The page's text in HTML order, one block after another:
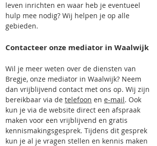
leven inrichten en waar heb je eventueel
hulp mee nodig? Wij helpen je op alle
gebieden.
Contacteer onze mediator in Waalwijk
Wil je meer weten over de diensten van
Bregje, onze mediator in Waalwijk? Neem
dan vrijblijvend contact met ons op. Wij zijn
bereikbaar via de telefoon en e-mail. Ook
kun je via de website direct een afspraak
maken voor een vrijblijvend en gratis
kennismakingsgesprek. Tijdens dit gesprek
kun je al je vragen stellen en kennis maken